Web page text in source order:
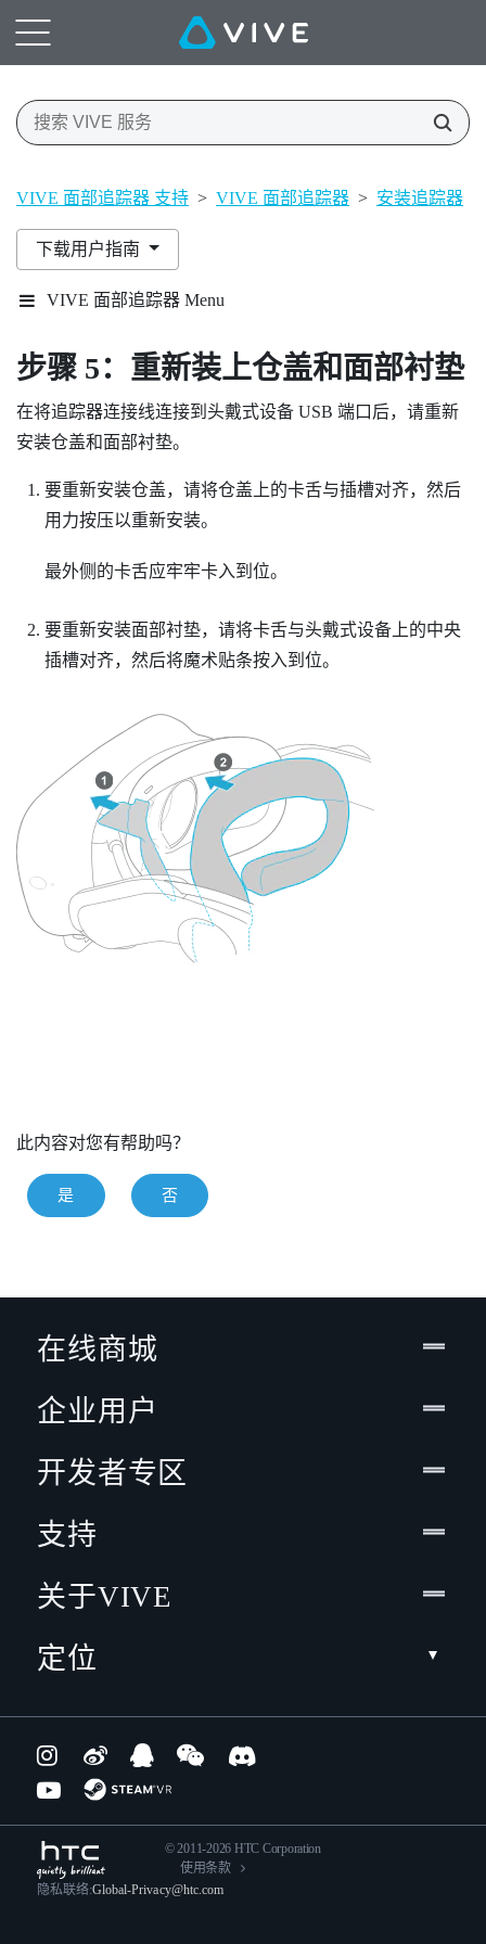
VIVE 面部追踪器 支持 > VIVE 面部追踪器 > 安装追踪器
下载用户指南
VIVE 面部追踪器 Menu
步骤 5：重新装上仓盖和面部衬垫
在将追踪器连接线连接到头戴式设备 USB 端口后，请重新
安装仓盖和面部衬垫。
要重新安装仓盖，请将仓盖上的卡舌与插槽对齐，然后
用力按压以重新安装。
最外侧的卡舌应牢牢卡入到位。
要重新安装面部衬垫，请将卡舌与头戴式设备上的中央
插槽对齐，然后将魔术贴条按入到位。
此内容对您有帮助吗？
是 否
在线商城
企业用户
开发者专区
支持
关于VIVE
定位
© 2011-2026 HTC Corporation
使用条款
隐私联络:Global-Privacy@htc.com